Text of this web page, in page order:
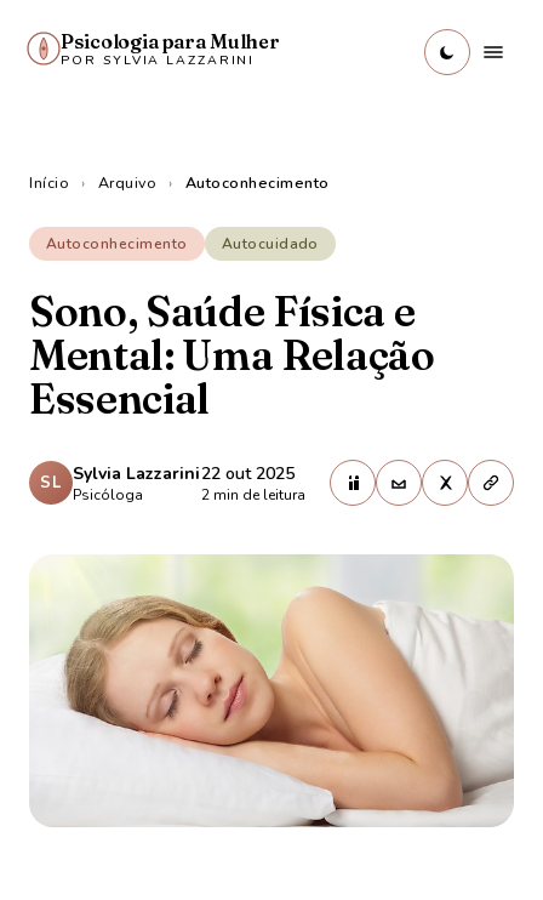
Psicologia para Mulher
POR SYLVIA LAZZARINI
Início › Arquivo › Autoconhecimento
Autoconhecimento Autocuidado
Sono, Saúde Física e
Mental: Uma Relação
Essencial
SL Sylvia Lazzarini
Psicóloga
22 out 2025
2 min de leitura